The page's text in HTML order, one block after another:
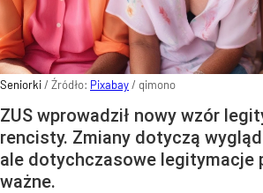
Seniorki/ Źródło: Pixabay/ qimono
ZUS wprowadził nowy wzór
rencisty. Zmiany dotyczą
ale dotychczasowe legitymacje
ważne.